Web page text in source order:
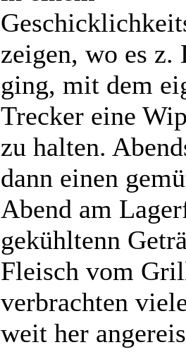
zeigen, wo es z.
ging, mit dem
Trecker eine
zu halten.
dann einen
Abend am
gekühltenn
Fleisch vom
verbrachten
weit her